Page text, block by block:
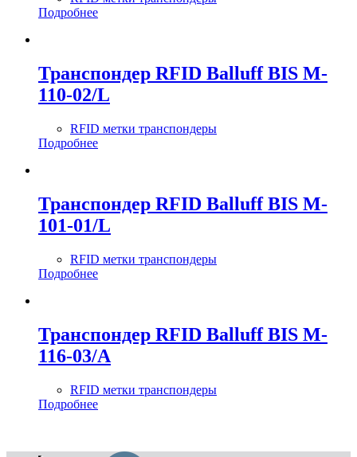
Подробнее
Транспондер RFID Balluff BIS M-
110-02/L
RFID метки транспондеры
Подробнее
Транспондер RFID Balluff BIS M-
101-01/L
RFID метки транспондеры
Подробнее
Транспондер RFID Balluff BIS M-
116-03/A
RFID метки транспондеры
Подробнее